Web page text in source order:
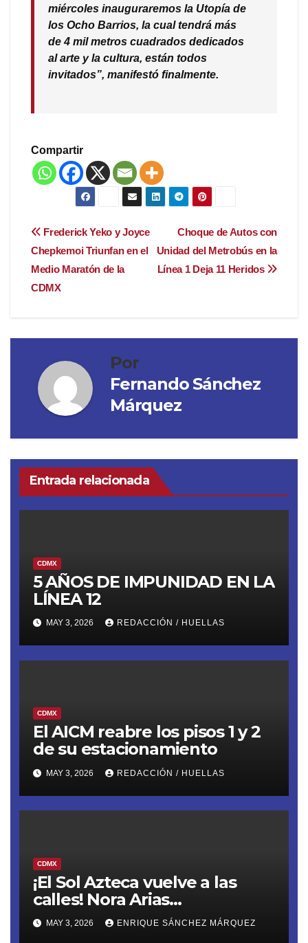
miércoles inauguraremos la Utopía de
los Ocho Barrios, la cual tendrá más
de 4 mil metros cuadrados dedicados
al arte y la cultura, están todos
invitados”, manifestó finalmente.
Compartir
Navegación
de
entradas
Choque de Autos con
Unidad del Metrobús en la
Línea 1 Deja 11 Heridos
Frederick Yeko y Joyce
Chepkemoi Triunfan en el
Medio Maratón de la
CDMX
Por
Fernando Sánchez
Márquez
Entrada relacionada
CDMX
5 AÑOS DE IMPUNIDAD EN LA
LÍNEA 12
MAY 3, 2026 REDACCIÓN / HUELLAS
CDMX
El AICM reabre los pisos 1 y 2
de su estacionamiento
MAY 3, 2026 REDACCIÓN / HUELLAS
CDMX
¡El Sol Azteca vuelve a las
calles! Nora Arias
(@AriasNora), presidenta del
PRD CDMX, reactiva la
MAY 3, 2026 ENRIQUE SÁNCHEZ MÁRQUEZ